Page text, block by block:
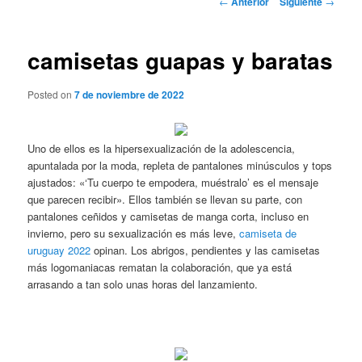
camisetas guapas y baratas
Posted on7 de noviembre de 2022
Uno de ellos es la hipersexualización de la adolescencia,
apuntalada por la moda, repleta de pantalones minúsculos y tops
ajustados: «‘Tu cuerpo te empodera, muéstralo’ es el mensaje
que parecen recibir». Ellos también se llevan su parte, con
pantalones ceñidos y camisetas de manga corta, incluso en
invierno, pero su sexualización es más leve,camiseta de
uruguay 2022 opinan. Los abrigos, pendientes y las camisetas
más logomaniacas rematan la colaboración, que ya está
arrasando a tan solo unas horas del lanzamiento.